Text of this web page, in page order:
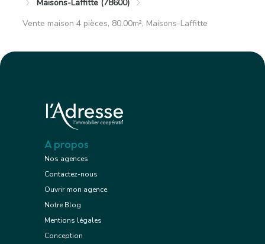
Maisons-Laffitte (78600)
Vente maison 4 pièces, 80.00m², Maisons-Laffitte
A propos
Nos agences
Contactez-nous
Ouvrir mon agence
Notre Blog
Mentions légales
Conception